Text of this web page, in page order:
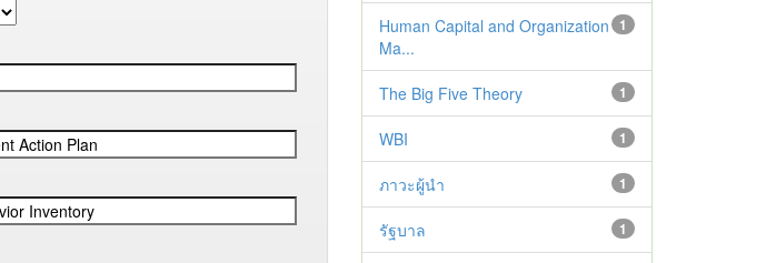
1
Human Capital and Organization
Ma...
1
The Big Five Theory
1
WBI
1
ภาวะผู้นำ
1
รัฐบาล